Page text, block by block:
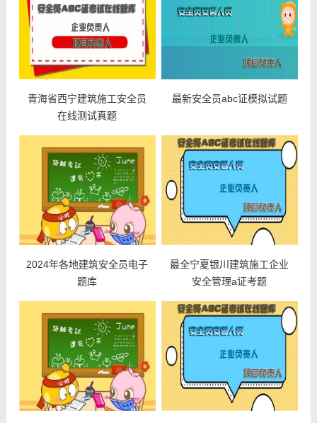
青海省西宁建筑施工安全员
在线测试真题
最新安全员abc证模拟试题
2024年各地建筑安全员电子
题库
最全宁夏银川建筑施工企业
安全管理a证考题